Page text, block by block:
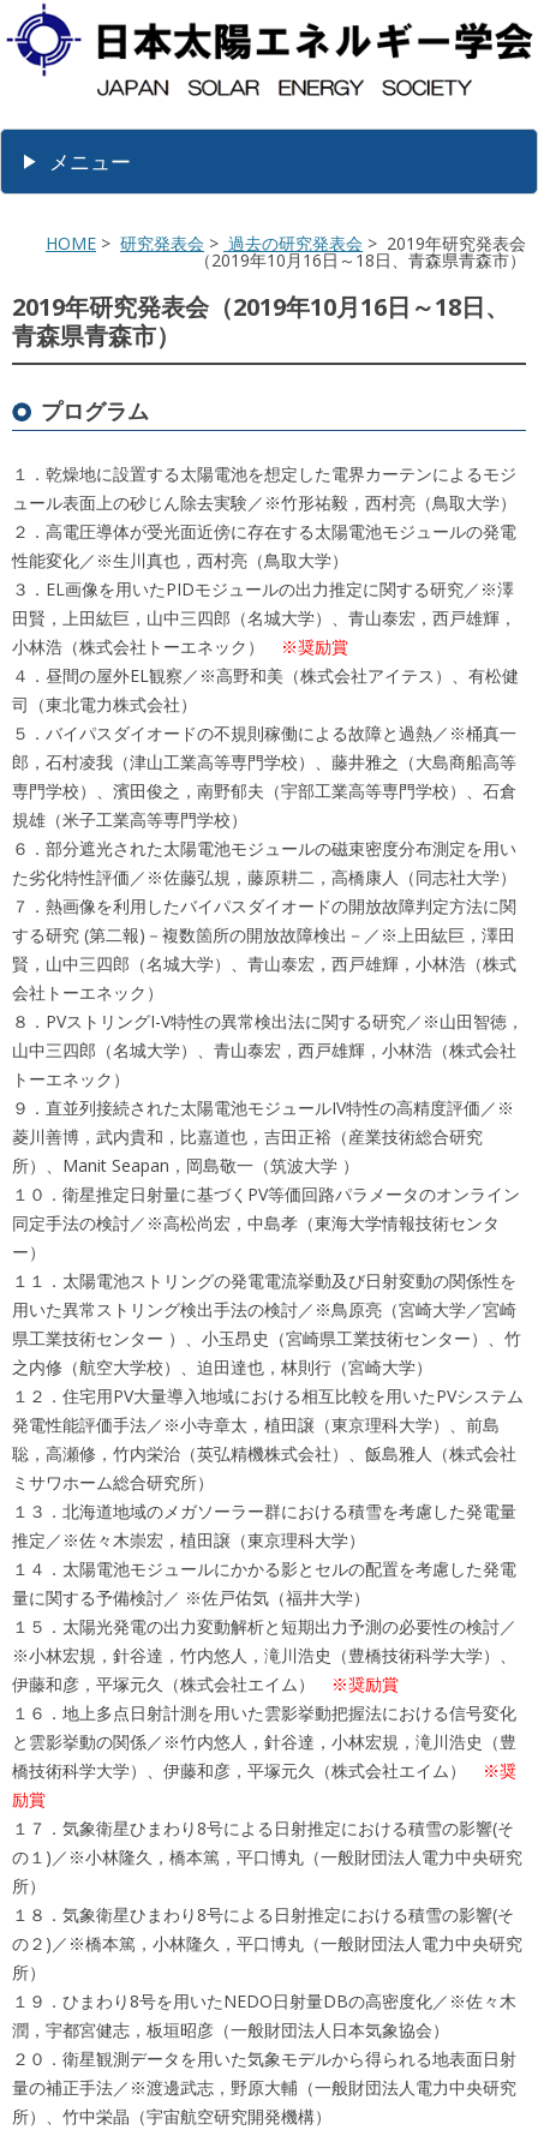
メニュー
HOME > 研究発表会 > 過去の研究発表会 > 2019年研究発表会
（2019年10月16日～18日、青森県青森市）
2019年研究発表会（2019年10月16日～18日、
青森県青森市）
プログラム
１．乾燥地に設置する太陽電池を想定した電界カーテンによるモジ
ュール表面上の砂じん除去実験／※竹形祐毅，西村亮（鳥取大学）
２．高電圧導体が受光面近傍に存在する太陽電池モジュールの発電
性能変化／※生川真也，西村亮（鳥取大学）
３．EL画像を用いたPIDモジュールの出力推定に関する研究／※澤
田賢，上田紘巨，山中三四郎（名城大学）、青山泰宏，西戸雄輝，
小林浩（株式会社トーエネック）
※奨励賞
４．昼間の屋外EL観察／※高野和美（株式会社アイテス）、有松健
司（東北電力株式会社）
５．バイパスダイオードの不規則稼働による故障と過熱／※桶真一
郎，石村凌我（津山工業高等専門学校）、藤井雅之（大島商船高等
専門学校）、濱田俊之，南野郁夫（宇部工業高等専門学校）、石倉
規雄（米子工業高等専門学校）
６．部分遮光された太陽電池モジュールの磁束密度分布測定を用い
た劣化特性評価／※佐藤弘規，藤原耕二，高橋康人（同志社大学）
７．熱画像を利用したバイパスダイオードの開放故障判定方法に関
する研究 (第二報)－複数箇所の開放故障検出－／※上田紘巨，澤田
賢，山中三四郎（名城大学）、青山泰宏，西戸雄輝，小林浩（株式
会社トーエネック）
８．PVストリングI-V特性の異常検出法に関する研究／※山田智徳，
山中三四郎（名城大学）、青山泰宏，西戸雄輝，小林浩（株式会社
トーエネック）
９．直並列接続された太陽電池モジュールIV特性の高精度評価／※
菱川善博，武内貴和，比嘉道也，吉田正裕（産業技術総合研究
所）、Manit Seapan，岡島敬一（筑波大学 ）
１０．衛星推定日射量に基づくPV等価回路パラメータのオンライン
同定手法の検討／※高松尚宏，中島孝（東海大学情報技術センタ
ー）
１１．太陽電池ストリングの発電電流挙動及び日射変動の関係性を
用いた異常ストリング検出手法の検討／※鳥原亮（宮崎大学／宮崎
県工業技術センター ）、小玉昂史（宮崎県工業技術センター）、竹
之内修（航空大学校）、迫田達也，林則行（宮崎大学）
１２．住宅用PV大量導入地域における相互比較を用いたPVシステム
発電性能評価手法／※小寺章太，植田譲（東京理科大学）、前島
聡，高瀬修，竹内栄治（英弘精機株式会社）、飯島雅人（株式会社
ミサワホーム総合研究所）
１３．北海道地域のメガソーラー群における積雪を考慮した発電量
推定／※佐々木崇宏，植田譲（東京理科大学）
１４．太陽電池モジュールにかかる影とセルの配置を考慮した発電
量に関する予備検討／ ※佐戸佑気（福井大学）
１５．太陽光発電の出力変動解析と短期出力予測の必要性の検討／
※小林宏規，針谷達，竹内悠人，滝川浩史（豊橋技術科学大学）、
伊藤和彦，平塚元久（株式会社エイム）
※奨励賞
１６．地上多点日射計測を用いた雲影挙動把握法における信号変化
と雲影挙動の関係／※竹内悠人，針谷達，小林宏規，滝川浩史（豊
橋技術科学大学）、伊藤和彦，平塚元久（株式会社エイム）
※奨
励賞
１７．気象衛星ひまわり8号による日射推定における積雪の影響(そ
の１)／※小林隆久，橋本篤，平口博丸（一般財団法人電力中央研究
所）
１８．気象衛星ひまわり8号による日射推定における積雪の影響(そ
の２)／※橋本篤，小林隆久，平口博丸（一般財団法人電力中央研究
所）
１９．ひまわり8号を用いたNEDO日射量DBの高密度化／※佐々木
潤，宇都宮健志，板垣昭彦（一般財団法人日本気象協会）
２０．衛星観測データを用いた気象モデルから得られる地表面日射
量の補正手法／※渡邊武志，野原大輔（一般財団法人電力中央研究
所）、竹中栄晶（宇宙航空研究開発機構）